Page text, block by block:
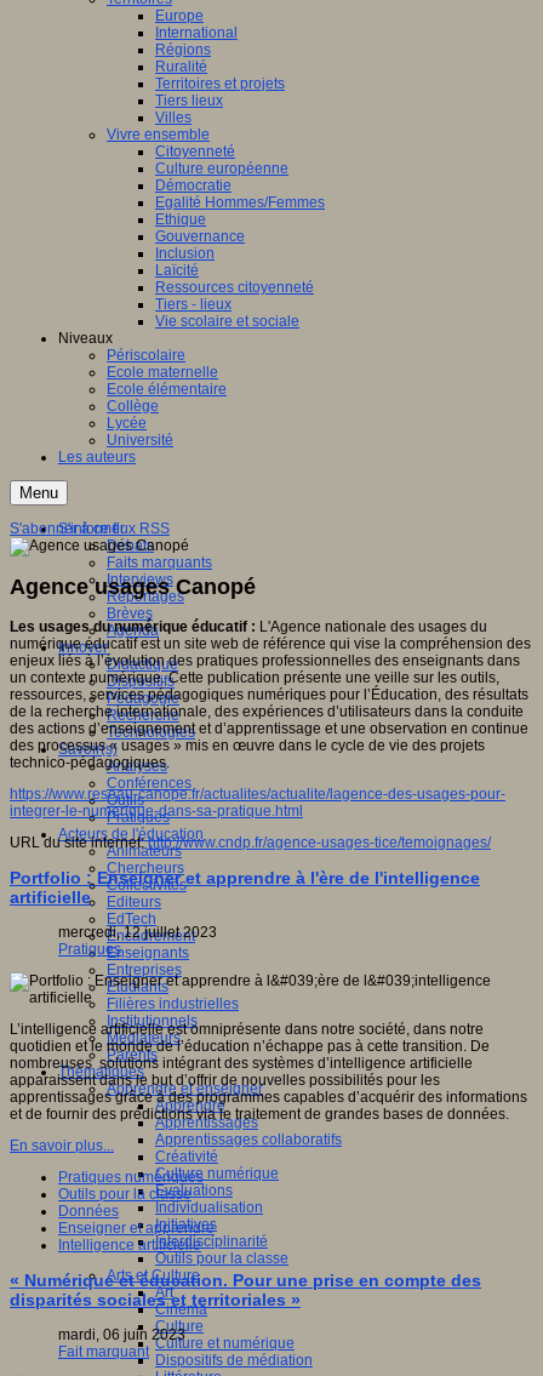
Europe
International
Régions
Ruralité
Territoires et projets
Tiers lieux
Villes
Vivre ensemble
Citoyenneté
Culture européenne
Démocratie
Egalité Hommes/Femmes
Ethique
Gouvernance
Inclusion
Laïcité
Ressources citoyenneté
Tiers - lieux
Vie scolaire et sociale
Niveaux
Périscolaire
Ecole maternelle
Ecole élémentaire
Collège
Lycée
Université
Les auteurs
Menu
S'informer
Débats
Faits marquants
Interviews
Reportages
Brèves
Agenda
Innover
Didactique
Dispositifs
Pédagogie
Recherche
Technologies
Savoir(s)
Analyses
Conférences
Outils
Pratiques
Acteurs de l'éducation
Animateurs
Chercheurs
Collectivités
Editeurs
EdTech
Encadrement
Enseignants
Entreprises
Etudiants
Filières industrielles
Institutionnels
Médiateurs
Parents
Thématiques
Apprendre et enseigner
Apprendre
Apprentissages
Apprentissages collaboratifs
Créativité
Culture numérique
Evaluations
Individualisation
Initiatives
Interdisciplinarité
Outils pour la classe
Arts et Culture
Art
Cinéma
Culture
Culture et numérique
Dispositifs de médiation
S'abonner à ce flux RSS
Agence usages Canopé
Les usages du numérique éducatif : L'Agence nationale des usages du
numérique éducatif est un site web de référence qui vise la compréhension des
enjeux liés à l’évolution des pratiques professionnelles des enseignants dans
un contexte numérique. Cette publication présente une veille sur les outils,
ressources, services pédagogiques numériques pour l’Éducation, des résultats
de la recherche internationale, des expériences d’utilisateurs dans la conduite
des actions d’enseignement et d’apprentissage et une observation en continue
des processus « usages » mis en œuvre dans le cycle de vie des projets
technico-pédagogiques.
https://www.reseau-canope.fr/actualites/actualite/lagence-des-usages-pour-
integrer-le-numerique-dans-sa-pratique.html
URL du site internet:http://www.cndp.fr/agence-usages-tice/temoignages/
Portfolio : Enseigner et apprendre à l'ère de l'intelligence
artificielle
mercredi, 12 juillet 2023
Pratiques
L’intelligence artificielle est omniprésente dans notre société, dans notre
quotidien et le monde de l’éducation n’échappe pas à cette transition. De
nombreuses solutions intégrant des systèmes d’intelligence artificielle
apparaissent dans le but d’offrir de nouvelles possibilités pour les
apprentissages grâce à des programmes capables d’acquérir des informations
et de fournir des prédictions via le traitement de grandes bases de données.
En savoir plus...
Pratiques numériques
Outils pour la classe
Données
Enseigner et apprendre
Intelligence artificielle
« Numérique et éducation. Pour une prise en compte des
disparités sociales et territoriales »
mardi, 06 juin 2023
Fait marquant